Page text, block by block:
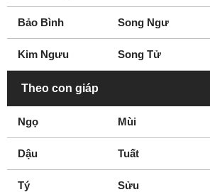
Bảo Bình Song Ngư
Kim Ngưu Song Tử
Theo con giáp
Ngọ Mùi
Dậu Tuất
Tý Sửu